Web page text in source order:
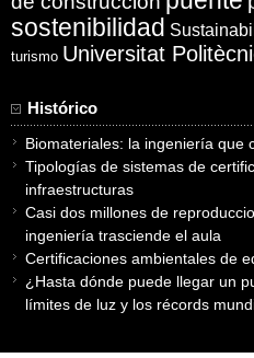
sostenibilidad
turismo Universitat
Histórico
Biomateriales: la ingeniería que
Tipologías de sistemas de
infraestructuras
Casi dos millones de
ingeniería trasciende el aula
Certificaciones ambientales de
¿Hasta dónde puede llegar un
límites de luz y los récords